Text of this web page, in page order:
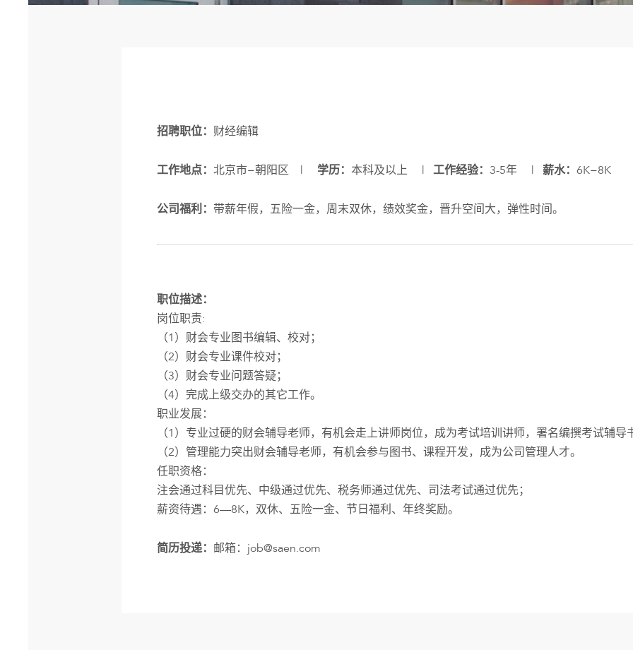
招聘职位： 财经编辑
工作地点： 北京市−朝阳区 | 学历： 本科及以上 | 工作经验： 3-5年 | 薪水： 6K−8K
公司福利： 带薪年假，五险一金，周末双休，绩效奖金，晋升空间大，弹性时间。
职位描述：
岗位职责:
（1）财会专业图书编辑、校对；
（2）财会专业课件校对；
（3）财会专业问题答疑；
（4）完成上级交办的其它工作。
职业发展：
（1）专业过硬的财会辅导老师，有机会走上讲师岗位，成为考试培训讲师，署名编撰考试辅导
（2）管理能力突出财会辅导老师，有机会参与图书、课程开发，成为公司管理人才。
任职资格：
注会通过科目优先、中级通过优先、税务师通过优先、司法考试通过优先；
薪资待遇：6—8K，双休、五险一金、节日福利、年终奖励。
简历投递： 邮箱：job@saen.com